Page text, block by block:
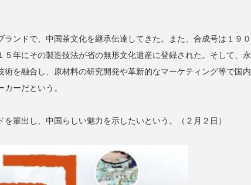
ンドで、中国茶文化を継承伝達してきた。また、合成号は１９０
年にその製造技法が省の無形文化遺産に登録された。そして、永
を融合し、原材料の研究開発や革新的なマーケティング等で国内
ーだという。
輩出し、中国らしい魅力を示したいという。（２月２日）